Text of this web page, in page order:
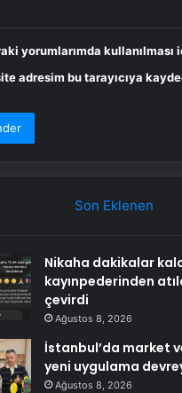
yorumlarımda kullanılması
adresim bu tarayıcıya
Son Eklenen
Nikaha dakikalar
kayınpederinden
çevirdi
Ağustos 8, 2026
İstanbul’da market
yeni uygulama
Ağustos 8, 2026